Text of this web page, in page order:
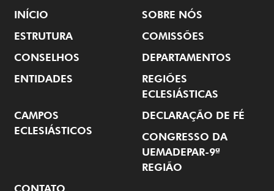
INÍCIO
SOBRE NÓS
ESTRUTURA
COMISSÕES
CONSELHOS
DEPARTAMENTOS
ENTIDADES
REGIÕES
ECLESIÁSTICAS
CAMPOS
ECLESIÁSTICOS
DECLARAÇÃO DE FÉ
CONGRESSO DA
UEMADEPAR-9ª
REGIÃO
CONTATO